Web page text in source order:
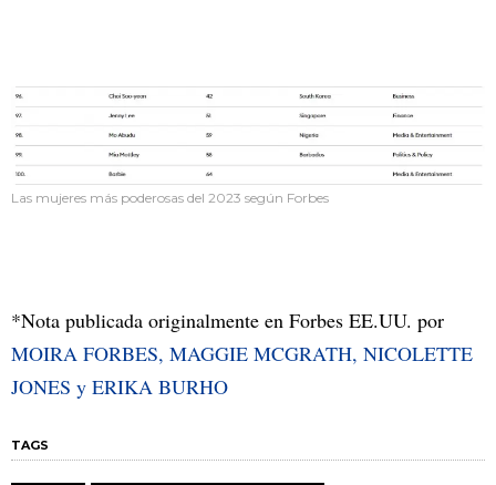
Las mujeres más poderosas del 2023 según Forbes
*Nota publicada originalmente en Forbes EE.UU. por
MOIRA FORBES, MAGGIE MCGRATH, NICOLETTE
JONES y ERIKA BURHO
TAGS